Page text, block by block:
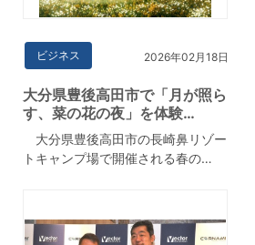
ビジネス 2026年02月18日
大分県豊後高田市で「月が照ら
す、菜の花の夜」を体験…
大分県豊後高田市の長崎鼻リゾー
トキャンプ場で開催される春の…